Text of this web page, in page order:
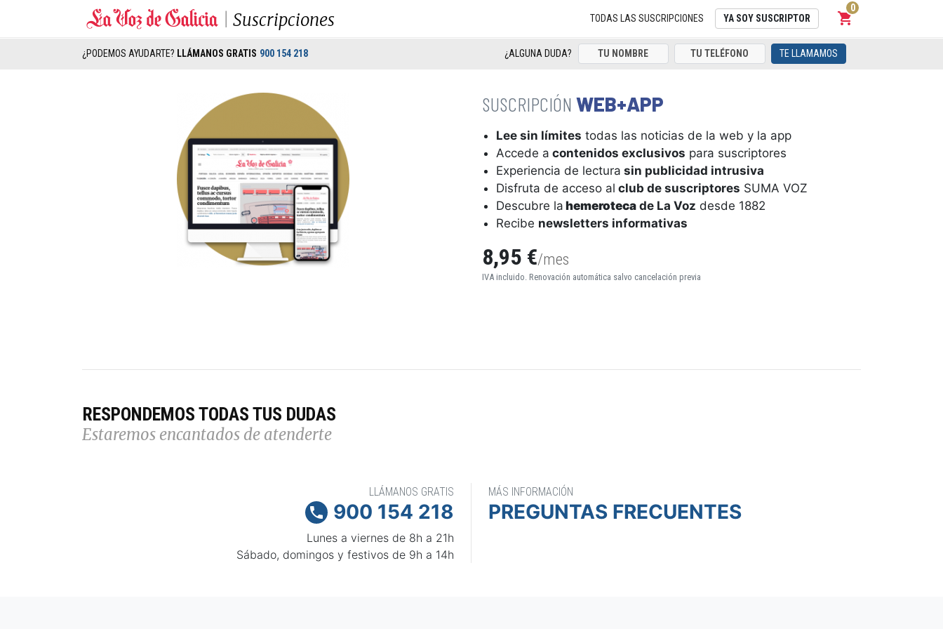
Suscripciones TODAS LAS SUSCRIPCIONES YA SOY SUSCRIPTOR shopping_cart
Carrito
0
¿PODEMOS AYUDARTE? LLÁMANOS GRATIS 900 154 218 ¿ALGUNA DUDA? TE LLAMAMOS
WEB+APP
Lee sin límites todas las noticias de la web y la app
Accede a contenidos exclusivos para suscriptores
Experiencia de lectura sin publicidad intrusiva
Disfruta de acceso al club de suscriptores SUMA VOZ
Descubre la hemeroteca de La Voz desde 1882
Recibe newsletters informativas
8,95 €/mes
IVA incluido. Renovación automática salvo cancelación previa
RESPONDEMOS TODAS TUS DUDAS
Estaremos encantados de atenderte
LLÁMANOS GRATIS
 900 154 218
Lunes a viernes de 8h a 21h
Sábado, domingos y festivos de 9h a 14h
MÁS INFORMACIÓN
PREGUNTAS FRECUENTES